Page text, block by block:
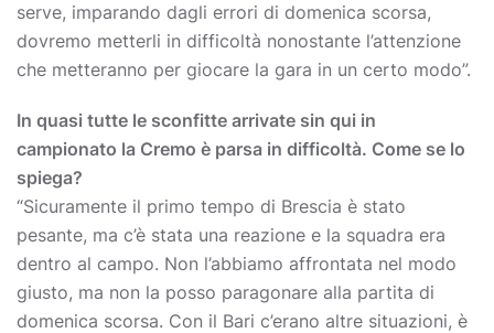
serve, imparando dagli errori di domenica scorsa,
dovremo metterli in difficoltà nonostante l’attenzione
che metteranno per giocare la gara in un certo modo”.
In quasi tutte le sconfitte arrivate sin qui in
campionato la Cremo è parsa in difficoltà. Come se lo
spiega?
“Sicuramente il primo tempo di Brescia è stato
pesante, ma c’è stata una reazione e la squadra era
dentro al campo. Non l’abbiamo affrontata nel modo
giusto, ma non la posso paragonare alla partita di
domenica scorsa. Con il Bari c’erano altre situazioni, è